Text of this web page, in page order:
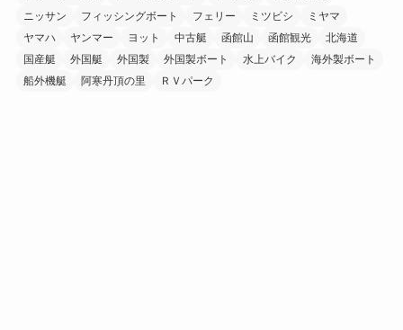
ニッサン
フィッシングボート フェリー ミツビシ
ミヤマ
ヤマハ
ヤンマー ヨット 中古艇 函館山 函館観光
北海道
国産艇
外国艇 外国製 外国製ボート 水上バイク
海外製ボート
船外機艇
阿寒丹頂の里 ＲＶパーク